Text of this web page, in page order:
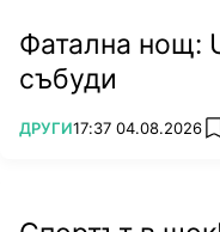
Фатална нощ:
събуди
ПОВЕЧЕ ОТ
ДРУГИ17:37 04.08.2026